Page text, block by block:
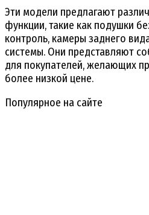
Эти модели предлагают
функции, такие как подушки
контроль, камеры заднего
системы. Они представляют
для покупателей, желающих
более низкой цене.
Популярное на сайте